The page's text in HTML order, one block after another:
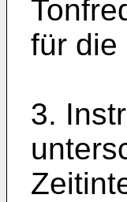
für die
3.